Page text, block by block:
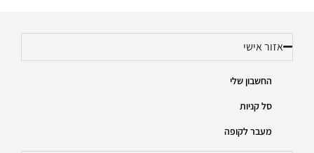
אזור אישי
החשבון שלי
סל קניות
מעבר לקופה